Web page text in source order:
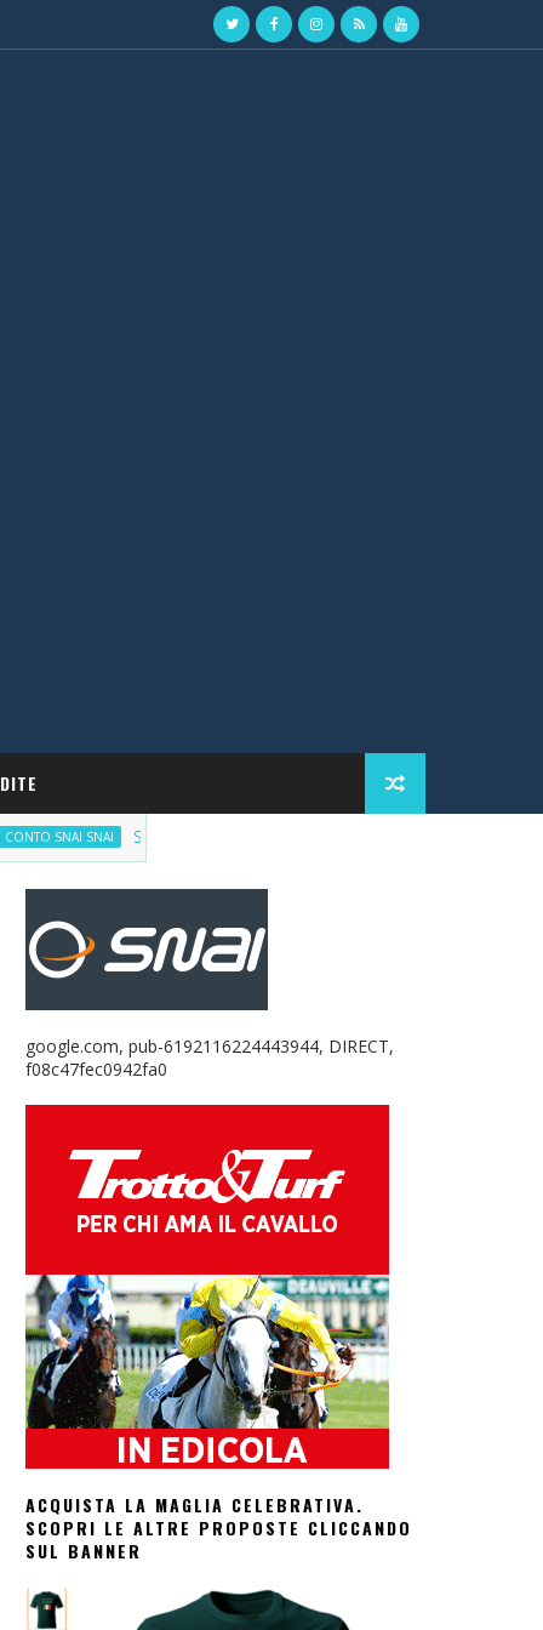
SNAI Scommetti responsabilmente, ma con incentivi
google.com, pub-6192116224443944, DIRECT,
f08c47fec0942fa0
ACQUISTA LA MAGLIA CELEBRATIVA.
SCOPRI LE ALTRE PROPOSTE CLICCANDO
SUL BANNER